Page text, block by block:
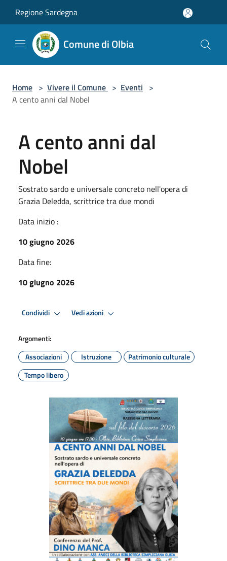
Regione Sardegna
Comune di Olbia
Home > Vivere il Comune > Eventi >
A cento anni dal Nobel
A cento anni dal
Nobel
Sostrato sardo e universale concreto nell'opera di
Grazia Deledda, scrittrice tra due mondi
Data inizio :
10 giugno 2026
Data fine:
10 giugno 2026
Condividi Vedi azioni
Argomenti:
Associazioni
Istruzione
Patrimonio culturale
Tempo libero